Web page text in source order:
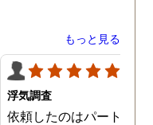
もっと見る
浮気調査
依頼したのはパートナー